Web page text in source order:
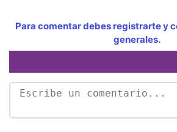
Para comentar debes registrarte y
generales.